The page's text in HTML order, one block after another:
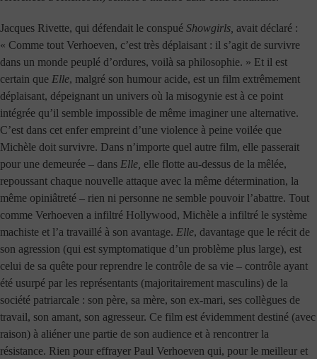
Jacques Rivette, qui défendait le conspué Showgirls, avait déclaré :
« Comme tout Verhoeven, c’est très déplaisant : il s’agit de survivre
dans un monde peuplé d’ordures, voilà sa philosophie. » Et il est
certain que Elle, malgré son humour acide, est un film extrêmement
déplaisant, dépeignant un univers où la misogynie est à ce point
intégrée qu’il semble impossible de même imaginer une alternative.
C’est dans cet enfer empreint d’une violence à peine voilée que
Michèle doit survivre. Dans n’importe quel autre film, elle passerait
pour une demeurée – dans Elle, elle flotte au-dessus de la mêlée,
repoussant chaque nouvelle attaque avec la même détermination, la
même opiniâtreté – rien ni personne ne semble pouvoir l’abattre. Tout
comme Verhoeven a infiltré Hollywood, Michèle a infiltré le système
machiste et l’a travaillé à son avantage. Elle, davantage que le récit de
son agression (qui est symptomatique d’un problème plus large), est
celui de sa quête pour reprendre le contrôle de sa vie – contrôle ayant
été usurpé par les représentants (majoritairement masculins) de la
société patriarcale : son père, sa mère, son ex-mari, ses collègues de
travail, son amant, son agresseur. Ce film est évidemment destiné (avec
raison) à aliéner une partie de son audience et à rencontrer la
résistance. Rien pour effrayer Paul Verhoeven qui, pour le meilleur et